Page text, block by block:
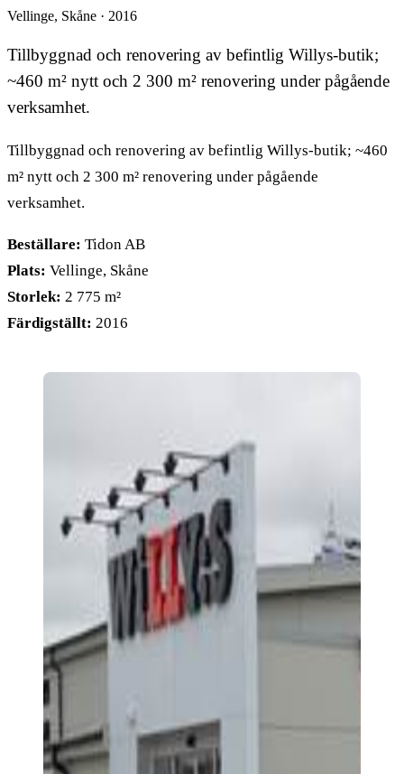
Vellinge, Skåne · 2016
Tillbyggnad och renovering av befintlig Willys-butik;
~460 m² nytt och 2 300 m² renovering under pågående
verksamhet.
Tillbyggnad och renovering av befintlig Willys-butik; ~460
m² nytt och 2 300 m² renovering under pågående
verksamhet.
Beställare: Tidon AB
Plats: Vellinge, Skåne
Storlek: 2 775 m²
Färdigställt: 2016